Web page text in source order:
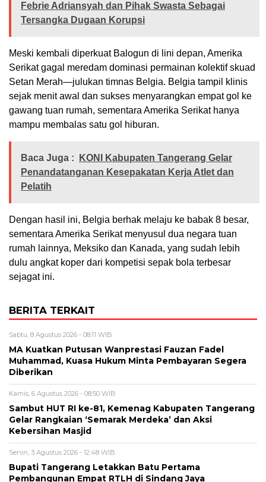
Febrie Adriansyah dan Pihak Swasta Sebagai
Tersangka Dugaan Korupsi
​Meski kembali diperkuat Balogun di lini depan, Amerika
Serikat gagal meredam dominasi permainan kolektif skuad
Setan Merah—julukan timnas Belgia. Belgia tampil klinis
sejak menit awal dan sukses menyarangkan empat gol ke
gawang tuan rumah, sementara Amerika Serikat hanya
mampu membalas satu gol hiburan.
Baca Juga :
KONI Kabupaten Tangerang Gelar
Penandatanganan Kesepakatan Kerja Atlet dan
Pelatih
​Dengan hasil ini, Belgia berhak melaju ke babak 8 besar,
sementara Amerika Serikat menyusul dua negara tuan
rumah lainnya, Meksiko dan Kanada, yang sudah lebih
dulu angkat koper dari kompetisi sepak bola terbesar
sejagat ini.
BERITA TERKAIT
Sabtu, 8 Agustus 2026 - 08:11 WIB
MA Kuatkan Putusan Wanprestasi Fauzan Fadel
Muhammad, Kuasa Hukum Minta Pembayaran Segera
Diberikan
Kamis, 6 Agustus 2026 - 08:50 WIB
Sambut HUT RI ke-81, Kemenag Kabupaten Tangerang
Gelar Rangkaian ‘Semarak Merdeka’ dan Aksi
Kebersihan Masjid
Senin, 3 Agustus 2026 - 12:48 WIB
Bupati Tangerang Letakkan Batu Pertama
Pembangunan Empat RTLH di Sindang Jaya